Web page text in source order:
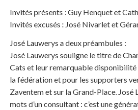
Invités présents : Guy Henquet et
Invités excusés : José Nivarlet et
José Lauwerys a deux préambules :
José Lauwerys souligne le titre de
Cats et leur remarquable disponibilité
la fédération et pour les supporters
Zaventem et sur la Grand-Place. José
mots d’un consultant : c’est une